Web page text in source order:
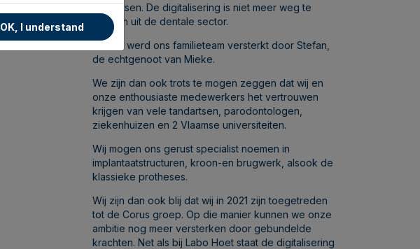
tandartsen. De digitalisering is niet meer weg te
denken uit de dentale sector.
In 2015 werd ons familieteam versterkt door Stefan,
de echtgenoot van Mieke.
We zijn dan ook trots te mogen zeggen dat wij en
onze enthousiaste medewerkers het vertrouwen
krijgen van vele tandartsen, parodontologen,
ziekenhuizen en 2 Vlaamse universiteiten.
Wij mogen ons gerust specialist noemen in
implantaatstructuren, kroon-en brugwerk, alsook de
klassieke protheses.
Wij zijn dan ook blij dat wij in 2021 zijn toegetreden
tot de Corus groep. Op die manier kunnen we onze
ambitie nog meer versterken door gebundelde
krachten. Net als bij Labo Hoet staat de digitalisering
OK, I understand